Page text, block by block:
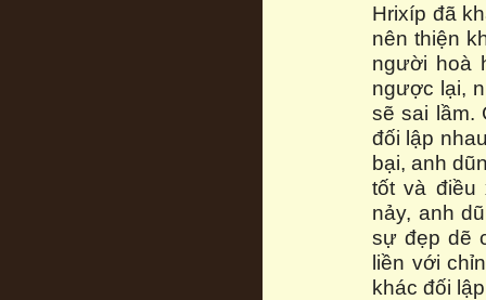
Hrixíp đã
nên thiện
người hoà
ngược lại,
sẽ sai lầm.
đối lập
bại, anh
tốt và điều
nảy, anh
sự đẹp dẽ
liền với
khác đối